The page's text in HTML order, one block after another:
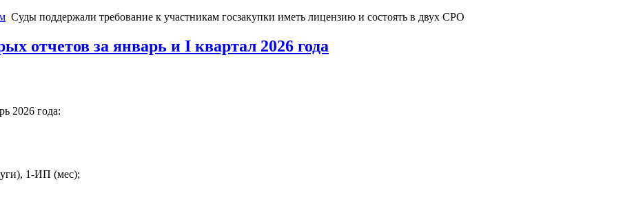
Суды поддержали требование к участникам госзакупки иметь лицензию и состоять в двух СРО
отчетов за январь и I квартал 2026 года
2026 года:
1-ИП (мес);